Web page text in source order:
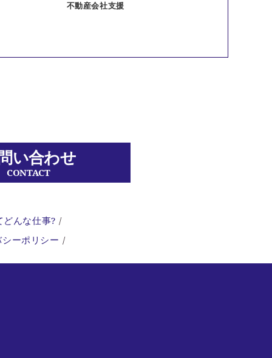
不動産会社支援
い合わせ
CONTACT
どんな仕事?
ーポリシー